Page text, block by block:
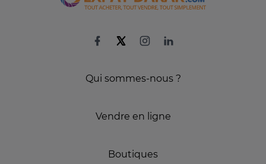
Qui sommes-nous ?
Vendre en ligne
Boutiques